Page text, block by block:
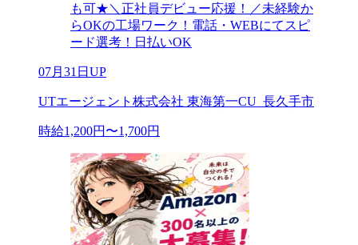
も可★＼正社員デビュー応援！／未経験か
らOKの工場ワーク！電話・WEBにてスピ
ード選考！日払いOK
07月31日UP
UTエージェント株式会社 東海第一CU_長久手市
時給1,200円〜1,700円